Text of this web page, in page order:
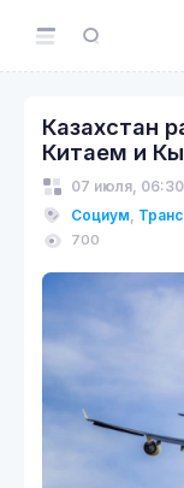
Казахстан
Китаем и
07 июля, 06:30
Социум,
700